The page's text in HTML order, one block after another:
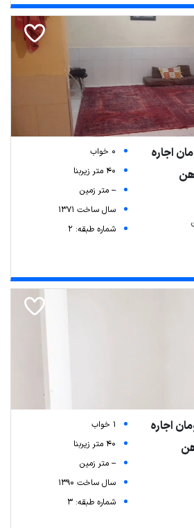
0 خواب
40 متر زیربنا
-- متر زمین
سال ساخت 1371
شماره طبقه: 2
1 خواب
40 متر زیربنا
-- متر زمین
سال ساخت 1390
شماره طبقه: 3